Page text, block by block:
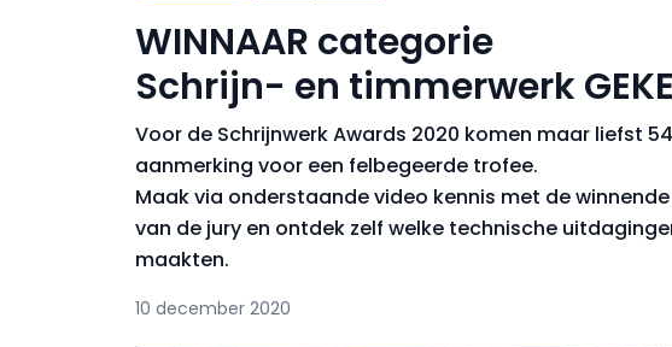
WINNAAR categorie
Schrijn- en timmerwerk
Voor de Schrijnwerk Awards 2020 komen maar liefst
aanmerking voor een felbegeerde trofee.
Maak via onderstaande video kennis met de
van de jury en ontdek zelf welke technische
maakten.
10 december 2020